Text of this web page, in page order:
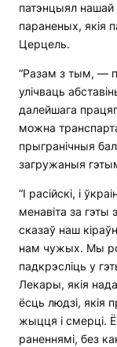
патэнцыял
параненых, якія
Церцель.
“Разам з тым, —
улічваць
далейшага
можна
прыгранічныя
загружаныя
“І расійскі, і
менавіта за
сказаў наш
нам чужых. Мы
падкрэсліць у
Лекары, якія
ёсць людзі, якія
жыцця і смерці.
раненнямі, без